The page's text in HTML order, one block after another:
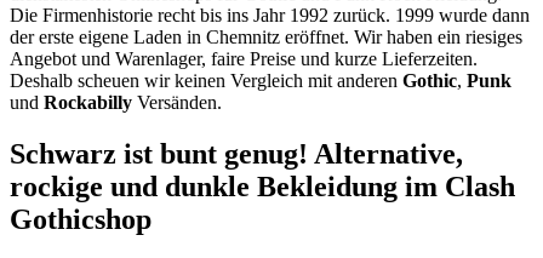
Die Firmenhistorie recht bis ins Jahr 1992 zurück. 1999 wurde dann
der erste eigene Laden in Chemnitz eröffnet. Wir haben ein riesiges
Angebot und Warenlager, faire Preise und kurze Lieferzeiten.
Deshalb scheuen wir keinen Vergleich mit anderen Gothic, Punk
und Rockabilly Versänden.
Schwarz ist bunt genug! Alternative,
rockige und dunkle Bekleidung im Clash
Gothicshop